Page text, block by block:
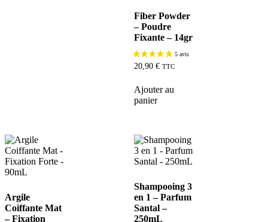
Fiber Powder
– Poudre
Fixante – 14gr
20,90 € TTC
Ajouter au
panier
Argile
Coiffante Mat
– Fixation
Shampooing 3
en 1 – Parfum
Santal –
250mL